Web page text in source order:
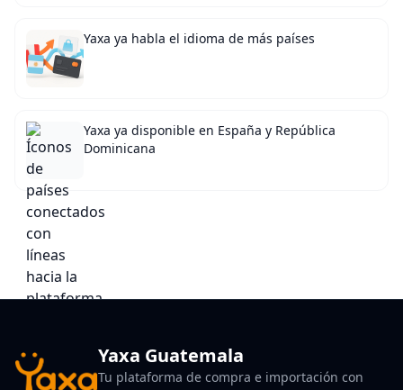
Yaxa ya habla el idioma de más países
Yaxa ya disponible en España y República
Dominicana
Yaxa Guatemala
Tu plataforma de compra e importación con